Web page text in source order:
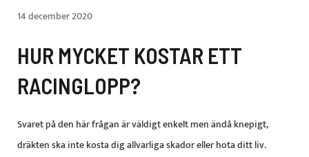
14 december 2020
HUR MYCKET KOSTAR ETT
RACINGLOPP?
Svaret på den här frågan är väldigt enkelt men ändå knepigt,
dräkten ska inte kosta dig allvarliga skador eller hota ditt liv.